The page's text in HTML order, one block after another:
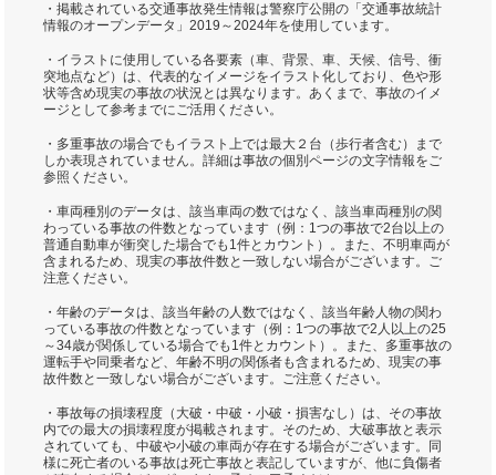
・掲載されている交通事故発生情報は警察庁公開の「交通事故統計
情報のオープンデータ」2019～2024年を使用しています。
・イラストに使用している各要素（車、背景、車、天候、信号、衝
突地点など）は、代表的なイメージをイラスト化しており、色や形
状等含め現実の事故の状況とは異なります。あくまで、事故のイメ
ージとして参考までにご活用ください。
・多重事故の場合でもイラスト上では最大２台（歩行者含む）まで
しか表現されていません。詳細は事故の個別ページの文字情報をご
参照ください。
・車両種別のデータは、該当車両の数ではなく、該当車両種別の関
わっている事故の件数となっています（例：1つの事故で2台以上の
普通自動車が衝突した場合でも1件とカウント）。また、不明車両が
含まれるため、現実の事故件数と一致しない場合がございます。ご
注意ください。
・年齢のデータは、該当年齢の人数ではなく、該当年齢人物の関わ
っている事故の件数となっています（例：1つの事故で2人以上の25
～34歳が関係している場合でも1件とカウント）。また、多重事故の
運転手や同乗者など、年齢不明の関係者も含まれるため、現実の事
故件数と一致しない場合がございます。ご注意ください。
・事故毎の損壊程度（大破・中破・小破・損害なし）は、その事故
内での最大の損壊程度が掲載されます。そのため、大破事故と表示
されていても、中破や小破の車両が存在する場合がございます。同
様に死亡者のいる事故は死亡事故と表記していますが、他に負傷者